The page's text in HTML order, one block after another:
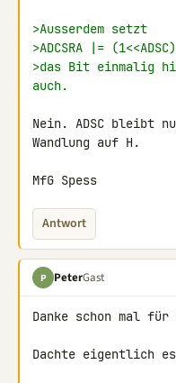
>Ausserdem setzt
>ADCSRA |=
>das Bit einmalig
auch.
Nein. ADSC bleibt
Wandlung auf H.
MfG Spess
Antwort
P PeterGast
Danke schon mal
Dachte eigentlich